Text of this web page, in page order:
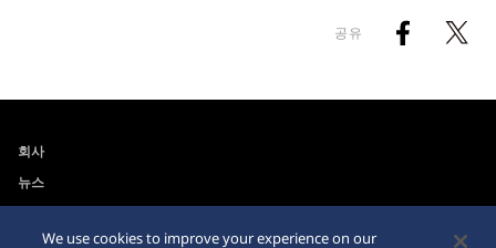
공유
회사
뉴스
We use cookies to improve your experience on our